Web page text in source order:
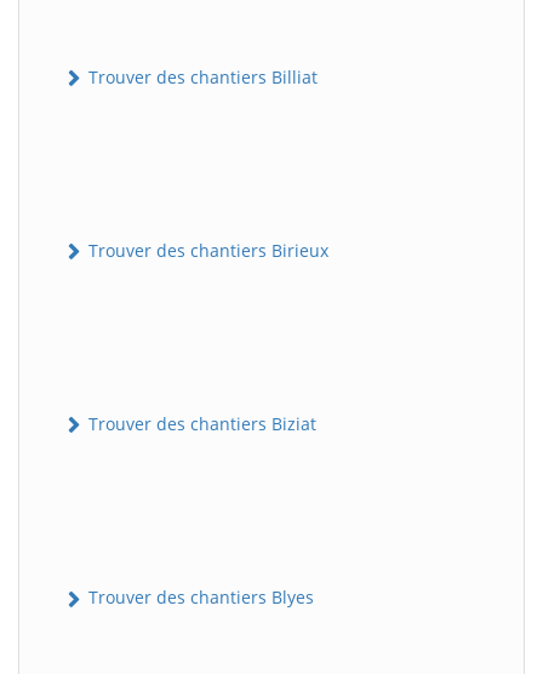
Trouver des chantiers Billiat
Trouver des chantiers Birieux
Trouver des chantiers Biziat
Trouver des chantiers Blyes